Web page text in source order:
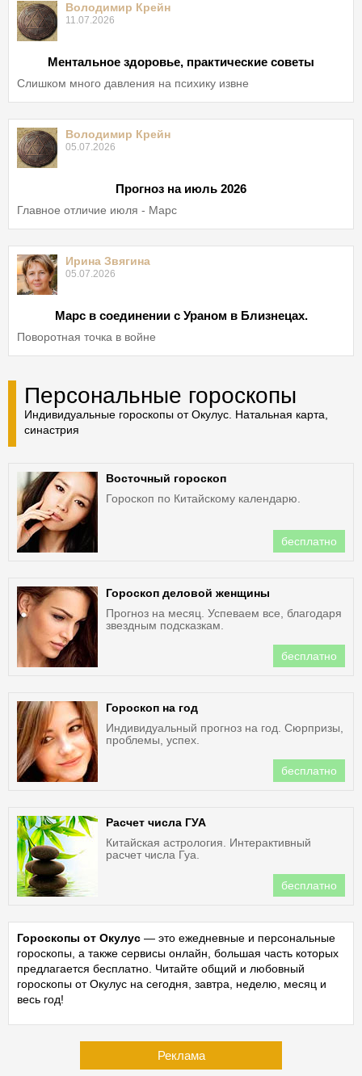
Володимир Крейн
11.07.2026
Ментальное здоровье, практические советы
Слишком много давления на психику извне
Володимир Крейн
05.07.2026
Прогноз на июль 2026
Главное отличие июля - Марс
Ирина Звягина
05.07.2026
Марс в соединении с Ураном в Близнецах.
Поворотная точка в войне
Персональные гороскопы
Индивидуальные гороскопы от Окулус. Натальная карта,
синастрия
Восточный гороскоп
Гороскоп по Китайскому календарю.
бесплатно
Гороскоп деловой женщины
Прогноз на месяц. Успеваем все, благодаря
звездным подсказкам.
бесплатно
Гороскоп на год
Индивидуальный прогноз на год. Сюрпризы,
проблемы, успех.
бесплатно
Расчет числа ГУА
Китайская астрология. Интерактивный
расчет числа Гуа.
бесплатно
Гороскопы от Окулус — это ежедневные и персональные
гороскопы, а также сервисы онлайн, большая часть которых
предлагается бесплатно. Читайте общий и любовный
гороскопы от Окулус на сегодня, завтра, неделю, месяц и
весь год!
Реклама